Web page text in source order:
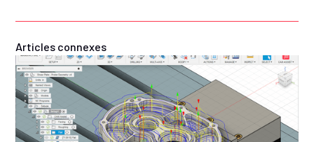
Articles connexes